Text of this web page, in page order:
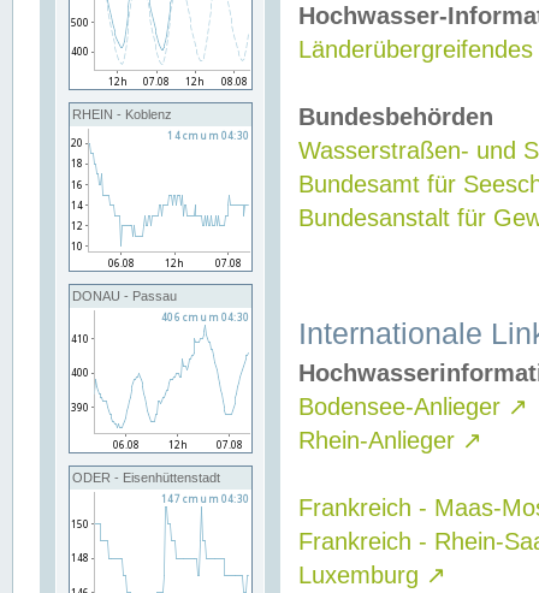
RHEIN - Koblenz
DONAU - Passau
ODER - Eisenhüttenstadt
Hochwasser-
Bundesbehörden
Wasserstraßen- und
Bundesamt für
Bundesanstalt für
Internationale
Bodensee-Anlieger ↗
Rhein-Anlieger ↗
Frankreich - Maas-
Frankreich - Rhein-
Luxemburg ↗